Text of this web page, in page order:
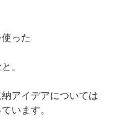
った
。
アイデアについては
います。